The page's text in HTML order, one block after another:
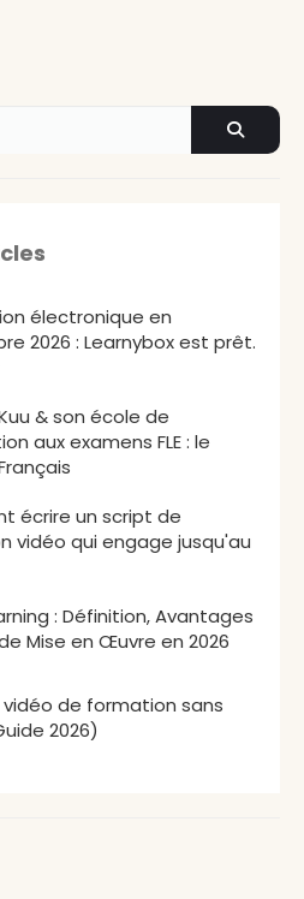
électronique en
2026 : Learnybox est prêt.
& son école de
aux examens FLE : le
écrire un script de
vidéo qui engage jusqu'au
: Définition, Avantages
Mise en Œuvre en 2026
de formation sans
2026)